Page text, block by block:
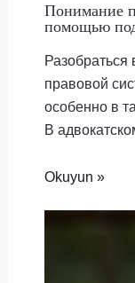
Понимание
помощью
Разобраться
правовой
особенно в
В
Okuyun »